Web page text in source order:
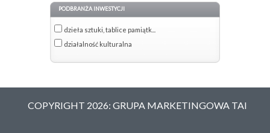
PODBRANŻA INWESTYCJI
dzieła sztuki, tablice pamiątk...
działalność kulturalna
COPYRIGHT 2026: GRUPA MARKETINGOWA TAI